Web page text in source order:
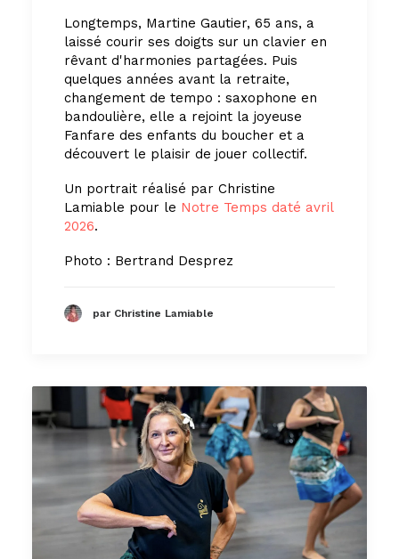
Longtemps, Martine Gautier, 65 ans, a
laissé courir ses doigts sur un clavier en
rêvant d'harmonies partagées. Puis
quelques années avant la retraite,
changement de tempo : saxophone en
bandoulière, elle a rejoint la joyeuse
Fanfare des enfants du boucher et a
découvert le plaisir de jouer collectif.
Un portrait réalisé par Christine
Lamiable pour le Notre Temps daté avril
2026.
Photo : Bertrand Desprez
par Christine Lamiable